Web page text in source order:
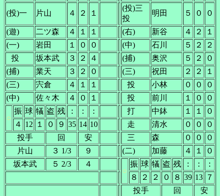
(投)一 片山 ４ ２ １
(投)三
投
明田 ５ ０ ０
(遊) 二ツ森 ４ １ １ (右) 新谷 ４ ２
１
(一)
岩田 １ ０ ０ (中) 石川 ５ ２
２
投 坂本武 ３ ２ ４ (捕) 奥沢 ５ ２
０
(捕)
業天 ３ ２ ０ (三) 祝田 ２ ２
１
(三)
宍倉 ４ １ １ 投 小林 ０ ０
０
(中)
佐々木 ４ ０ １ 投 前川 １ ０ ０
○
振 球 犠 盗 残 ： ： ： 打 中鉢 １ １
０
４ 12 １ ０ ９ 35 14 10 走 清水 ０ ０
０
投手
回 安 三 森 ０ ０
０
片山
３ 1/3 ９ (二) 加藤 ４ １
０
坂本武
５ 2/3
４
○
振 球 犠 盗 残 ： ：
：
８
２ ２ ０ ８ 39 13 ７
投手
回 安